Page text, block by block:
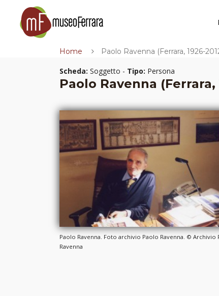
Home Paolo Ravenna (Ferrara, 1926-
Scheda: Soggetto - Tipo: Persona
Paolo Ravenna (Ferrara,
Paolo Ravenna. Foto archivio Paolo Ravenna. © Archivio
Ravenna